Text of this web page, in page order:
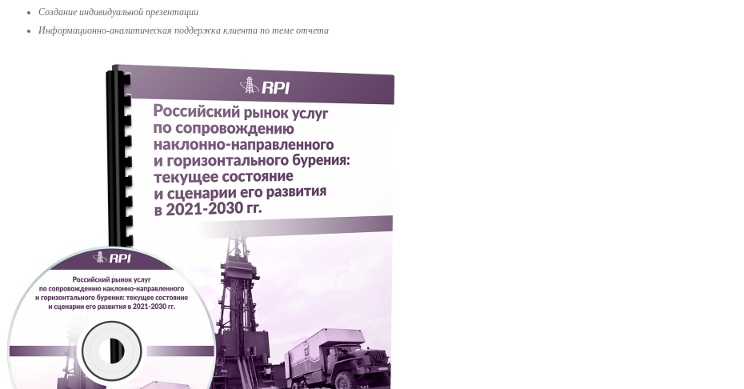
Создание индивидуальной презентации
Информационно-аналитическая поддержка клиента по теме отчета